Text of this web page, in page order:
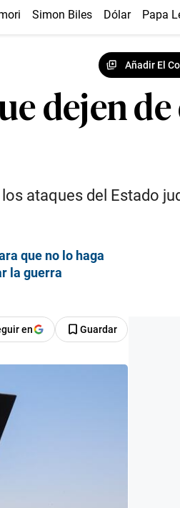
Simon Biles Dólar Papa
Añadir El
dejen
ataques del Estado
que no lo haga
la guerra
en Guardar